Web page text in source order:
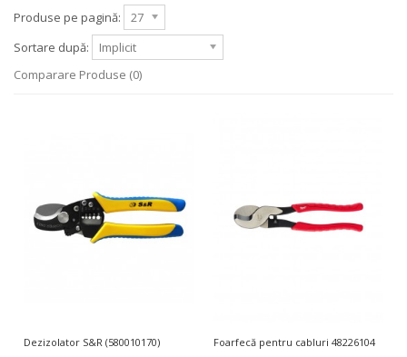
Produse pe pagină:
27
Sortare după:
Implicit
Comparare Produse (0)
Dezizolator S&R (580010170) Foarfecă pentru cabluri 48226104